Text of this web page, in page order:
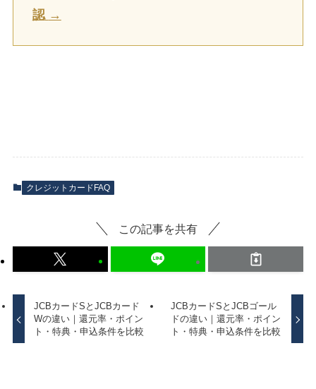
認 →
クレジットカードFAQ
この記事を共有
JCBカードSとJCBカード
Wの違い｜還元率・ポイン
ト・特典・申込条件を比較
JCBカードSとJCBゴール
ドの違い｜還元率・ポイン
ト・特典・申込条件を比較